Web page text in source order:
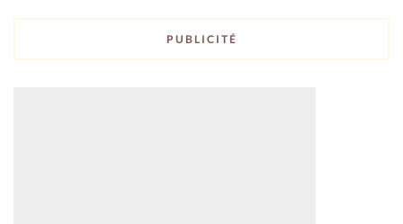
PUBLICITÉ